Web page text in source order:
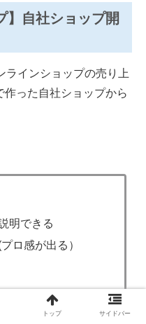
】自社ショップ開
ラインショップの売り上
作った自社ショップから
明できる
ロ感が出る）
トップ サイドバー